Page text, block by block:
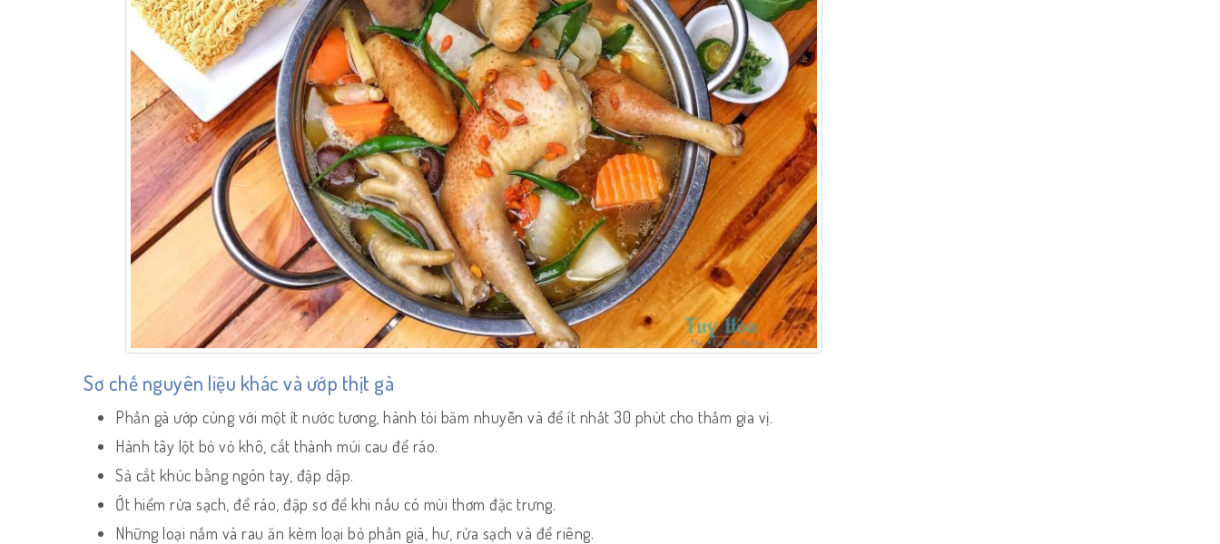
Sơ chế nguyên liệu khác và ướp thịt gà
Phần gà ướp cùng với một ít nước tương, hành tỏi băm nhuyễn và để ít nhất 30 phút cho thấm gia vị.
Hành tây lột bỏ vỏ khô, cắt thành múi cau để ráo.
Sả cắt khúc bằng ngón tay, đập dập.
Ớt hiểm rửa sạch, để ráo, đập sơ để khi nấu có mùi thơm đặc trưng.
Những loại nấm và rau ăn kèm loại bỏ phần già, hư, rửa sạch và để riêng.